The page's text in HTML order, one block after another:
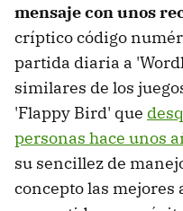
mensaje con unos
críptico código
partida diaria a
similares de los
'Flappy Bird' que
personas hace unos
su sencillez de
concepto las mejores